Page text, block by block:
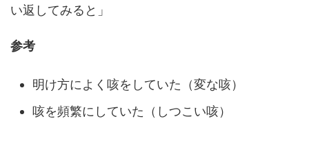
い返してみると」
参考
明け方によく咳をしていた（変な咳）
咳を頻繁にしていた（しつこい咳）